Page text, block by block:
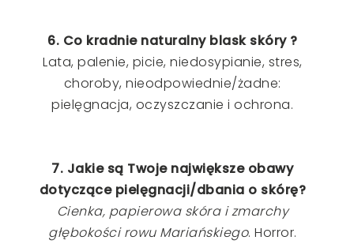
6. Co kradnie naturalny blask skóry ?
Lata, palenie, picie, niedosypianie, stres,
choroby, nieodpowiednie/żadne:
pielęgnacja, oczyszczanie i ochrona.
7. Jakie są Twoje największe obawy
dotyczące pielęgnacji/dbania o skórę?
Cienka, papierowa skóra i zmarchy
głębokości rowu Mariańskiego. Horror.